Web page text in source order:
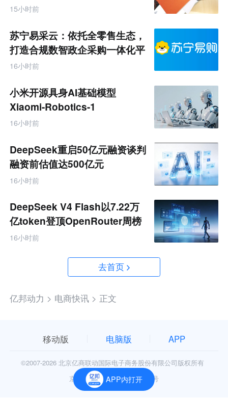
15小时前
苏宁易采云：依托全零售生态，
打造合规数智政企采购一体化平
台
16小时前
小米开源具身AI基础模型
Xiaomi-Robotics-1
16小时前
DeepSeek重启50亿元融资谈判
融资前估值达500亿元
16小时前
DeepSeek V4 Flash以7.22万
亿token登顶OpenRouter周榜
16小时前
去首页
亿邦动力 > 电商快讯 > 正文
APP内打开
移动版 电脑版 APP
©2007-2026 北京亿商联动国际电子商务股份有限公司版权所有
京公网安备11010602006906号